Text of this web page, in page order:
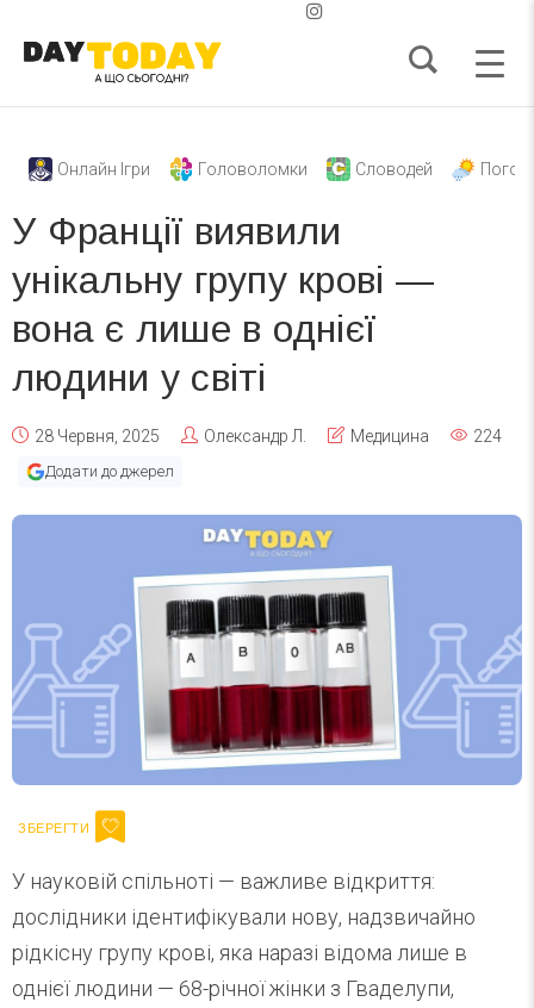
Онлайн Ігри Головоломки Словодей
У Франції виявили
унікальну групу крові —
вона є лише в однієї
людини у світі
28 Червня, 2025 Олександр Л. Медицина 224
Додати до джерел
У науковій спільноті — важливе відкриття:
дослідники ідентифікували нову, надзвичайно
рідкісну групу крові, яка наразі відома лише в
однієї людини — 68-річної жінки з Гваделупи,